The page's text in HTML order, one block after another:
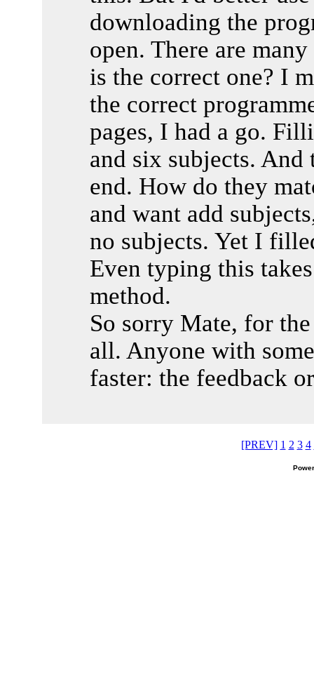
downloading the
open. There are
is the correct one? I
the correct
pages, I had a go.
and six subjects.
end. How do they
and want add
no subjects. Yet I
Even typing this
method.
So sorry Mate, for
all. Anyone with
faster: the feedback
[PREV] 1 2 3 4